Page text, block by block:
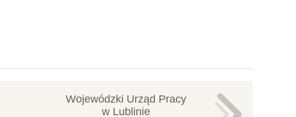
Wojewódzki Urząd Pracy
w Lublinie